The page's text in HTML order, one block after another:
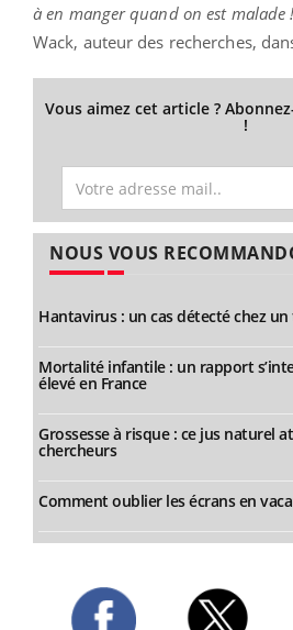
à en manger quand on est malade
Wack, auteur des recherches,
Vous aimez cet article ?
!
NOUS VOUS
Hantavirus : un cas détecté chez
Mortalité infantile : un rapport
élevé en France
Grossesse à risque : ce jus naturel
chercheurs
Comment oublier les écrans en